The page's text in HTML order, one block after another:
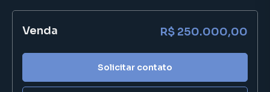
Venda R$ 250.000,00
Solicitar contato